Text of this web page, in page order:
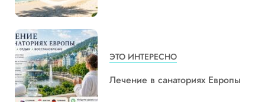
ЭТО ИНТЕРЕСНО
Лечение в санаториях Европы